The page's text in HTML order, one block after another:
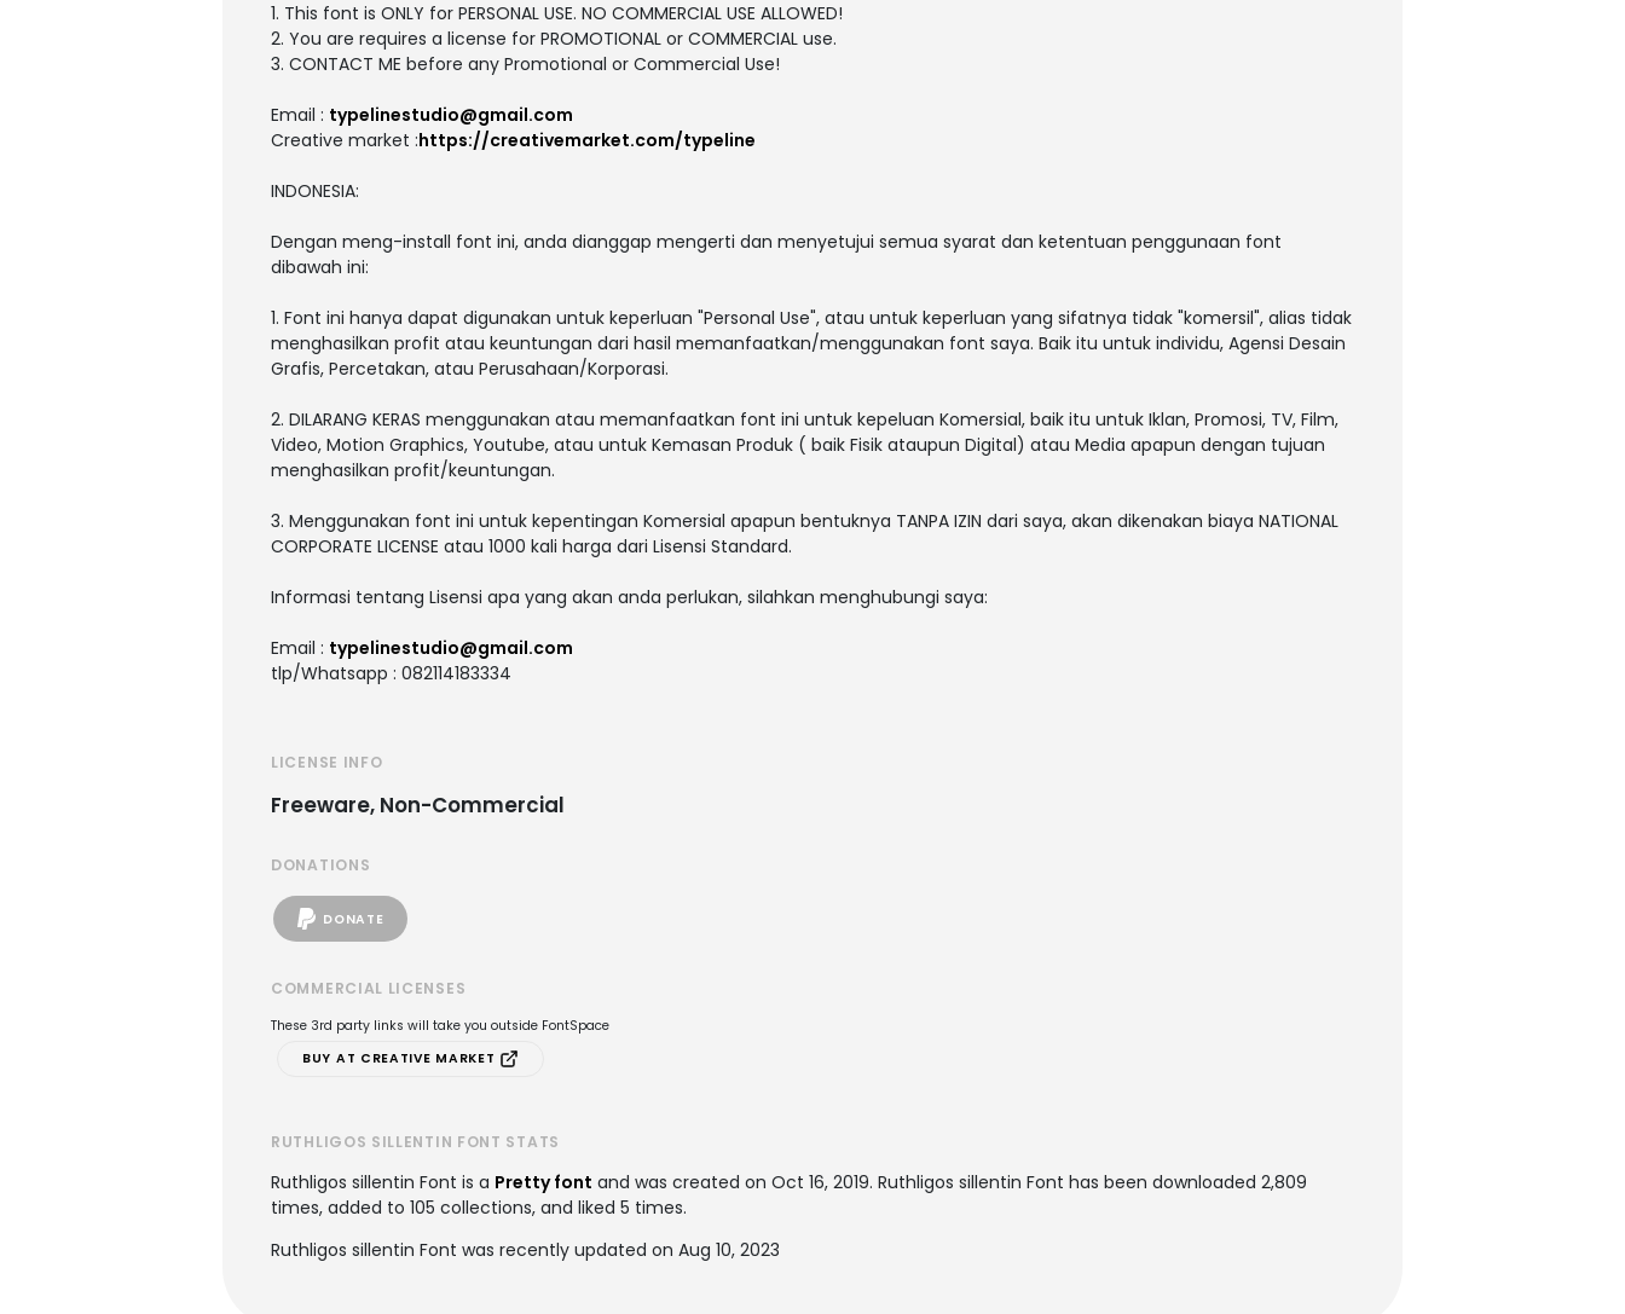
1. This font is ONLY for PERSONAL USE. NO COMMERCIAL USE ALLOWED!
2. You are requires a license for PROMOTIONAL or COMMERCIAL use.
3. CONTACT ME before any Promotional or Commercial Use!
Email : typelinestudio@gmail.com
Creative market :https://creativemarket.com/typeline
INDONESIA:
Dengan meng-install font ini, anda dianggap mengerti dan menyetujui semua syarat dan ketentuan penggunaan font
dibawah ini:
1. Font ini hanya dapat digunakan untuk keperluan "Personal Use", atau untuk keperluan yang sifatnya tidak "komersil", alias tidak
menghasilkan profit atau keuntungan dari hasil memanfaatkan/menggunakan font saya. Baik itu untuk individu, Agensi Desain
Grafis, Percetakan, atau Perusahaan/Korporasi.
2. DILARANG KERAS menggunakan atau memanfaatkan font ini untuk kepeluan Komersial, baik itu untuk Iklan, Promosi, TV, Film,
Video, Motion Graphics, Youtube, atau untuk Kemasan Produk ( baik Fisik ataupun Digital) atau Media apapun dengan tujuan
menghasilkan profit/keuntungan.
3. Menggunakan font ini untuk kepentingan Komersial apapun bentuknya TANPA IZIN dari saya, akan dikenakan biaya NATIONAL
CORPORATE LICENSE atau 1000 kali harga dari Lisensi Standard.
Informasi tentang Lisensi apa yang akan anda perlukan, silahkan menghubungi saya:
Email : typelinestudio@gmail.com
tlp/Whatsapp : 082114183334
LICENSE INFO
Freeware, Non-Commercial
DONATIONS
DONATE
COMMERCIAL LICENSES
These 3rd party links will take you outside FontSpace
BUY AT CREATIVE MARKET
RUTHLIGOS SILLENTIN FONT STATS
Ruthligos sillentin Font is a Pretty font and was created on Oct 16, 2019. Ruthligos sillentin Font has been downloaded 2,809
times, added to 105 collections, and liked 5 times.
Ruthligos sillentin Font was recently updated on Aug 10, 2023